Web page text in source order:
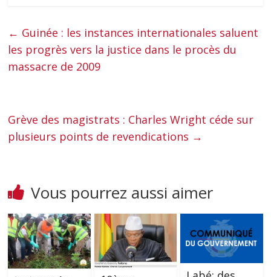
← Guinée : les instances internationales saluent
les progrès vers la justice dans le procès du
massacre de 2009
Grève des magistrats : Charles Wright céde sur
plusieurs points de revendications →
Vous pourrez aussi aimer